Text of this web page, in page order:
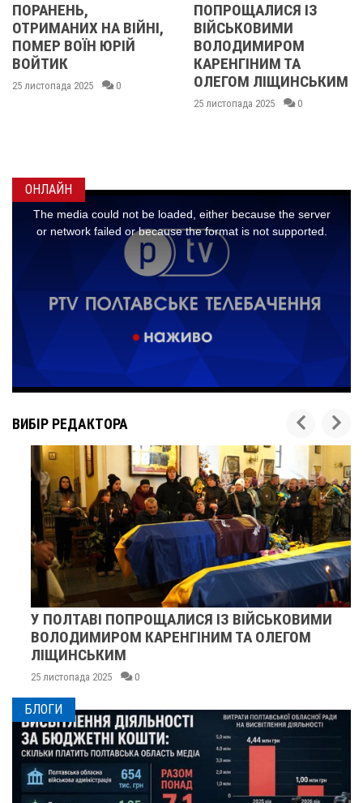
НА ВІЙНІ,
ЮРІЙ
0
ПОПРОЩАЛИСЯ ІЗ
ВІЙСЬКОВИМИ
ВОЛОДИМИРОМ
КАРЕНГІНИМ ТА
ОЛЕГОМ ЛІЩИНСЬКИМ
25 листопада 2025 0
ОНЛАЙН
ВИБІР РЕДАКТОРА
У ПОЛТАВІ ПОПРОЩАЛИСЯ ІЗ ВІЙСЬКОВИМИ
ВОЛОДИМИРОМ КАРЕНГІНИМ ТА ОЛЕГОМ
ЛІЩИНСЬКИМ
25 листопада 2025
БЛОГИ